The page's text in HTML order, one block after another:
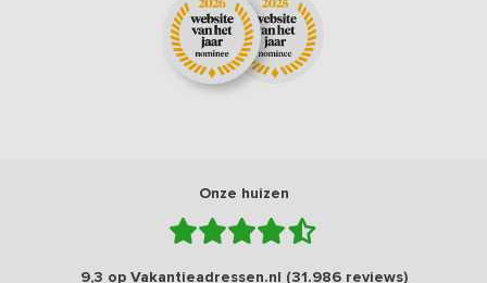
Onze huizen
9,3 op Vakantieadressen.nl (31.986 reviews)